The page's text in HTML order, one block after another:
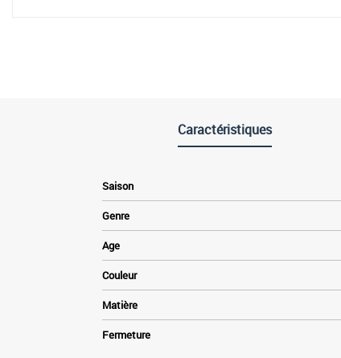
Caractéristiques
Saison
Genre
Age
Couleur
Matière
Fermeture